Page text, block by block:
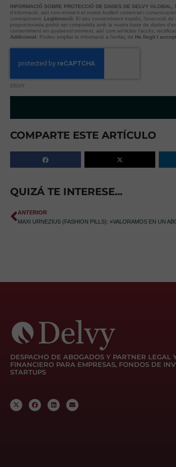
INFORMACIÓ SOBRE PROTECCIÓ DE DADES DE DELVY GLOBAL,
d'informació, així com enviar-li el nostre butlletí comercial i
corresponent. Legitimació: El seu consentiment exprés, l'execució
proporcionada podrà ser compartida amb la nostra base de dades
consentiment en qualsevol moment, així com sol·licitar l'accés,
Addicional: Podeu ampliar la informació a l'enllaç de He llegit i
DELVY
COMPARTE ESTE ARTÍCULO
QUIZÁ TE INTERESE...
ANTERIOR
DESPACHO DE ABOGADOS Y PARTNER LEGAL
FINANCIERO PARA EMPRESAS, FONDOS DE
STARTUPS